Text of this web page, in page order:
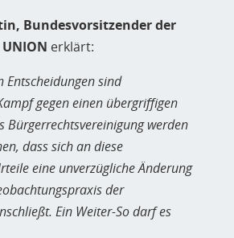
Bundesvorsitzender der
UNION erklärt:
Entscheidungen sind
gegen einen übergriffigen
Bürgerrechtsvereinigung werden
dass sich an diese
eine unverzügliche Änderung
der
Ein Weiter-So darf es